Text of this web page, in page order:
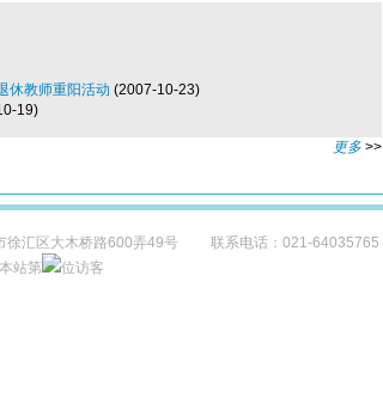
休教师重阳活动 (2007-10-23)
19)
更多>>
汇区大木桥路600弄49号 联系电话：021-64035765
站第
位访客